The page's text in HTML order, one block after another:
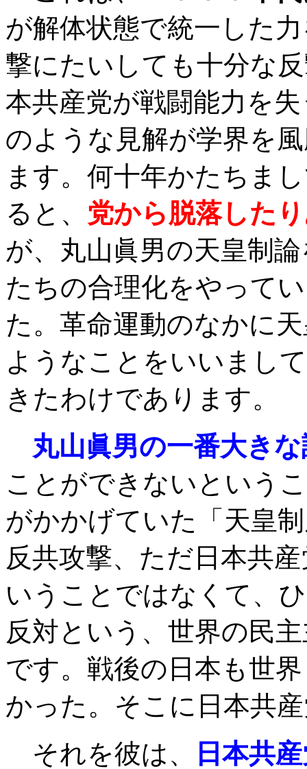
が解体状態で統一した
撃にたいしても十分な
本共産党が戦闘能力を
のような見解が学界を
ます。何十年かたちま
ると、 党から脱落した
が、丸山眞男の天皇制
たちの合理化をやって
た。革命運動のなかに
ようなことをいいまし
きたわけであります。
丸山眞男の一番大き
ことができないという
がかかげていた「天皇
反共攻撃、ただ日本共
いうことではなくて、
反対という、世界の民
です。戦後の日本も世
かった。そこに日本共
それを彼は、
日本共